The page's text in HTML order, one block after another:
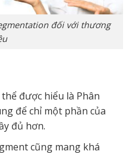
đối với thương
được hiểu là Phân
để chỉ một phần của
đủ hơn.
cũng mang khá